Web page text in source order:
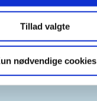
Tillad valgte
nødvendige cookies